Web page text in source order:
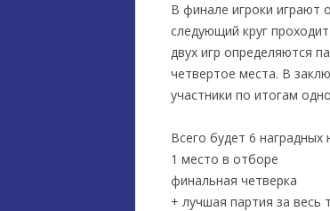
В финале игроки играют
следующий круг
двух игр определяются
четвертое места. В
участники по итогам
Всего будет 6 наградных
1 место в отборе
финальная четверка
+ лучшая партия за весь